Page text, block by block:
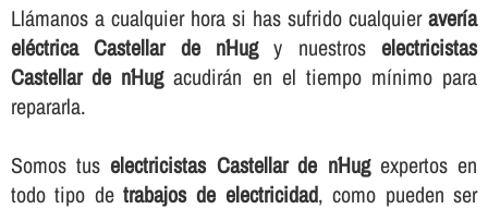
Llámanos a cualquier hora si has sufrido cualquieraverí­a
eléctrica Castellar de n´Hugy nuestroselectricistas
Castellar de n´Hugacudirán en el tiempo mí­nimo para
repararla.
Somos tuselectricistas Castellar de n´Hugexpertos en
todo tipo detrabajos de electricidad, como pueden ser